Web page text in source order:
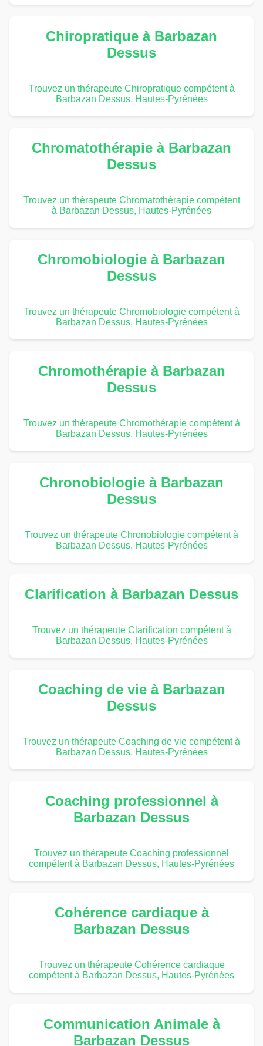
Chiropratique à Barbazan
Dessus
Trouvez un thérapeute Chiropratique compétent à
Barbazan Dessus, Hautes-Pyrénées
Chromatothérapie à Barbazan
Dessus
Trouvez un thérapeute Chromatothérapie compétent
à Barbazan Dessus, Hautes-Pyrénées
Chromobiologie à Barbazan
Dessus
Trouvez un thérapeute Chromobiologie compétent à
Barbazan Dessus, Hautes-Pyrénées
Chromothérapie à Barbazan
Dessus
Trouvez un thérapeute Chromothérapie compétent à
Barbazan Dessus, Hautes-Pyrénées
Chronobiologie à Barbazan
Dessus
Trouvez un thérapeute Chronobiologie compétent à
Barbazan Dessus, Hautes-Pyrénées
Clarification à Barbazan Dessus
Trouvez un thérapeute Clarification compétent à
Barbazan Dessus, Hautes-Pyrénées
Coaching de vie à Barbazan
Dessus
Trouvez un thérapeute Coaching de vie compétent à
Barbazan Dessus, Hautes-Pyrénées
Coaching professionnel à
Barbazan Dessus
Trouvez un thérapeute Coaching professionnel
compétent à Barbazan Dessus, Hautes-Pyrénées
Cohérence cardiaque à
Barbazan Dessus
Trouvez un thérapeute Cohérence cardiaque
compétent à Barbazan Dessus, Hautes-Pyrénées
Communication Animale à
Barbazan Dessus